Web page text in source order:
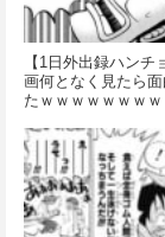
【1日外出録ハンチ
画何となく見たら
たｗｗｗｗｗｗｗｗ